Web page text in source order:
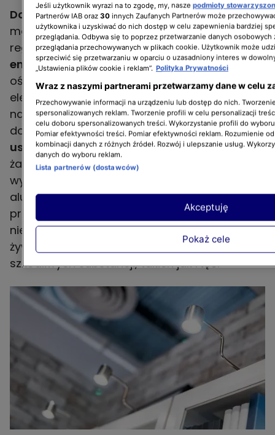
Doskonała żywotność– jedna żarówka LED
może świecić nawet przez kilkanaście lat przy
regularnej eksploatacji.Wysoka
energooszczędność– w czasie pracy
oświetlenie LED pobiera niewielkie ilości energii
elektrycznej. Żarówki ledowe są
najekonomiczniejsze ze wszystkich rodzajów
dostępnych na rynku.Odporność na
uszkodzenia– w żarówkach LED nie ma
żarników i elementów szklanych. Najczęściej
wykonywane są z tworzyw sztucznych i
aluminium, co czyni je wysoce wytrzymałymi
produktami.
– oświetlenie ledowe jest
nie tylko energooszczędne i doskonale
żywotne, ale do jego wykonania nie stosuje się
szkodliwych substancji, takich jak rtęć.
Jeśli użytkownik wyrazi na to zgodę, my, nasze podmioty
Partnerów IAB oraz 30 innych Zaufanych Partnerów może
użytkownika i uzyskiwać do nich dostęp w celu zapewnienia bardziej
przeglądania. Odbywa się to poprzez przetwarzanie danych osobowych
przeglądania przechowywanych w plikach cookie. Użytkownik może
sprzeciwić się przetwarzaniu w oparciu o uzasadniony interes w
„Ustawienia plików cookie i reklam”. Polityka Prywatności
Wraz z naszymi partnerami przetwarzamy dane w celu
Przechowywanie informacji na urządzeniu lub dostęp do nich.
spersonalizowanych reklam. Tworzenie profili w celu personalizacji
celu doboru spersonalizowanych treści. Wykorzystanie profili do
Pomiar efektywności treści. Pomiar efektywności reklam. Rozumienie
kombinacji danych z różnych źródeł. Rozwój i ulepszanie usług.
danych do wyboru reklam.
Lista partnerów (dostawców)
Pokaż cele
Akceptuję